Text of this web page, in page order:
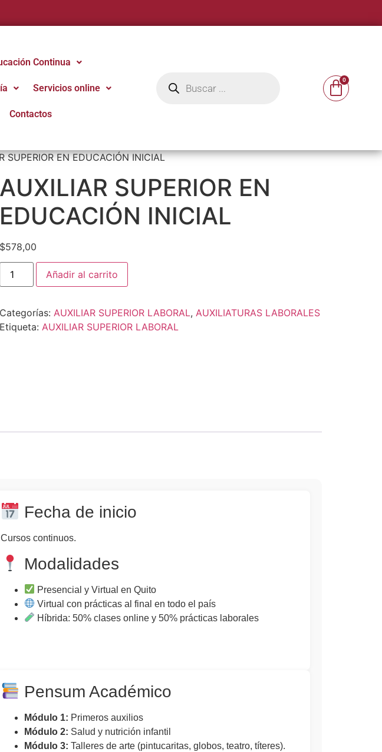
Continua
Servicios online
Contactos
SUPERIOR EN EDUCACIÓN INICIAL
AUXILIAR SUPERIOR EN
EDUCACIÓN INICIAL
$578,00
Añadir al carrito
Categorías: AUXILIAR SUPERIOR LABORAL, AUXILIATURAS LABORALES
Etiqueta: AUXILIAR SUPERIOR LABORAL
Fecha de inicio
Cursos continuos.
Modalidades
Presencial y Virtual en Quito
Virtual con prácticas al final en todo el país
Híbrida: 50% clases online y 50% prácticas laborales
Pensum Académico
Módulo 1: Primeros auxilios
Módulo 2: Salud y nutrición infantil
Módulo 3: Talleres de arte (pintucaritas, globos, teatro, títeres).